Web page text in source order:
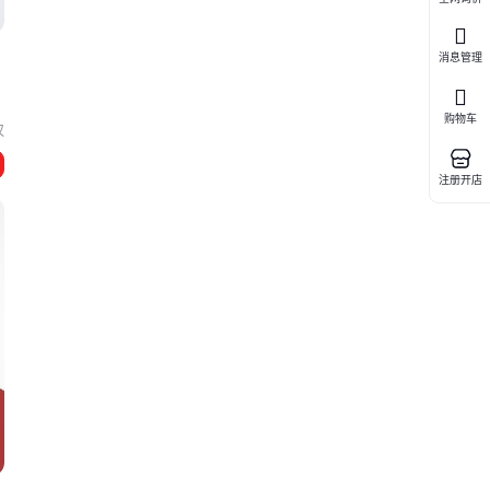
消息管理
购物车
注册开店